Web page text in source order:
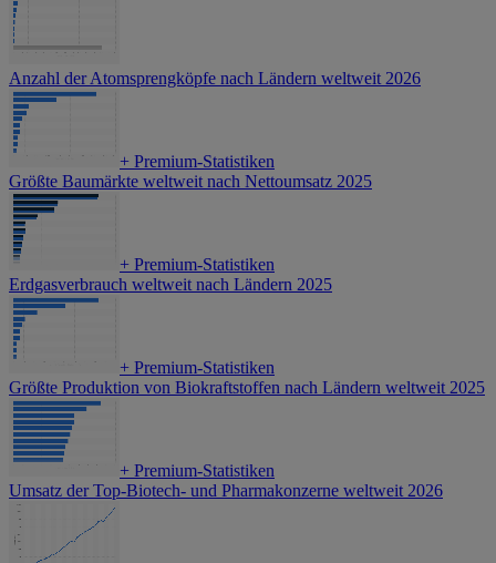
Anzahl der Atomsprengköpfe nach Ländern weltweit 2026
+ Premium-Statistiken
Größte Baumärkte weltweit nach Nettoumsatz 2025
+ Premium-Statistiken
Erdgasverbrauch weltweit nach Ländern 2025
+ Premium-Statistiken
Größte Produktion von Biokraftstoffen nach Ländern weltweit 2025
+ Premium-Statistiken
Umsatz der Top-Biotech- und Pharmakonzerne weltweit 2026